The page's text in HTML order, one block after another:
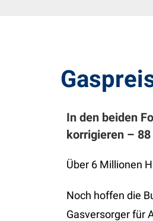
In den beiden
korrigieren – 88
Über 6 Millionen
Noch hoffen die
Gasversorger für